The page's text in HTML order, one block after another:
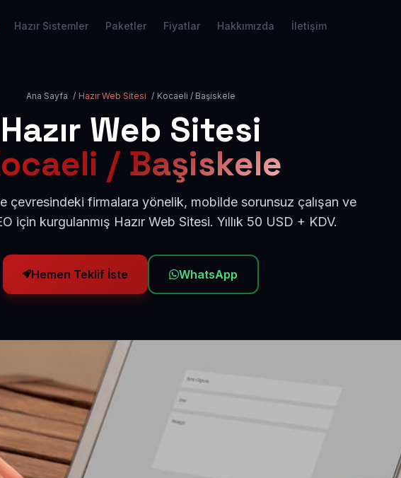
Hazır Sistemler Paketler Fiyatlar Hakkımızda İletişim
Ana Sayfa / Hazır Web Sitesi / Kocaeli / Başiskele
Hazır Web Sitesi
/ Başiskele
çevresindeki firmalara yönelik, mobilde sorunsuz çalışan ve
için kurgulanmış Hazır Web Sitesi. Yıllık 50 USD + KDV.
Hemen Teklif İste WhatsApp